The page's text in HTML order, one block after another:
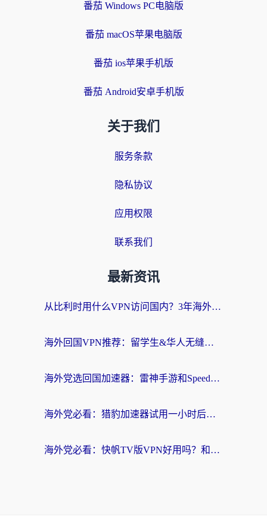
番茄 Windows PC电脑版
番茄 macOS苹果电脑版
番茄 ios苹果手机版
番茄 Android安卓手机版
关于我们
服务条款
隐私协议
应用权限
联系我们
最新资讯
从比利时用什么VPN访问国内？3年海外党亲测有效的无缝回国上网指南
海外回国VPN推荐：留学生&华人无缝访问国内资源的实用指南
海外党选回国加速器：雷神手游和SpeedCN哪个好？附避坑指南
海外党必看：猎豹加速器试用一小时后，我终于找到无缝访问国内资源的正确姿势
海外党必看：快帆TV版VPN好用吗？和畅游VPN对比哪个回国效果更好？附实用选择指南